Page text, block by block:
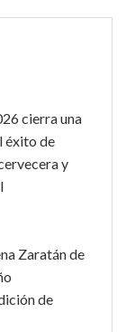
cierra una
éxito de
y
Zaratán de
de